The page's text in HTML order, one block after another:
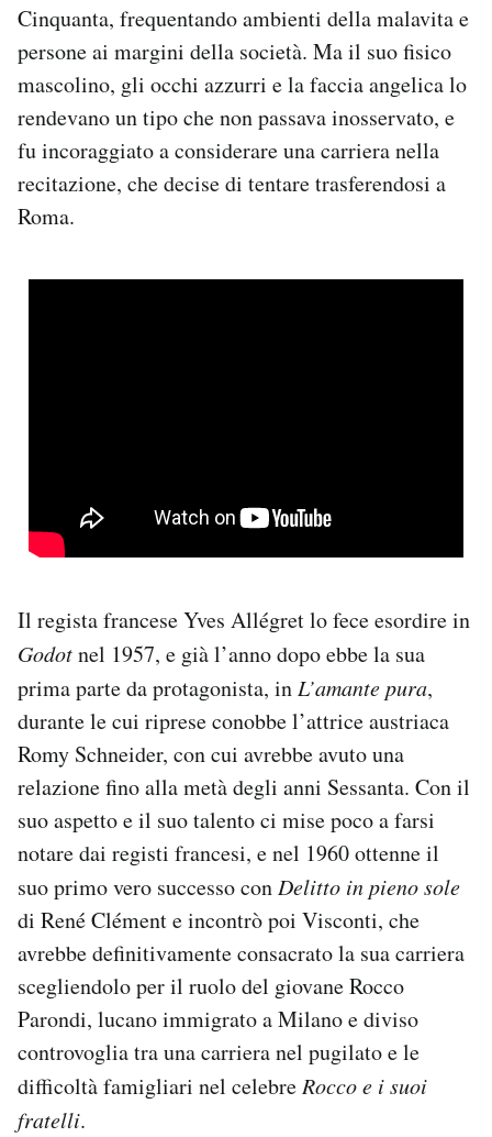
Cinquanta, frequentando ambienti della malavita e
persone ai margini della società. Ma il suo fisico
mascolino, gli occhi azzurri e la faccia angelica lo
rendevano un tipo che non passava inosservato, e
fu incoraggiato a considerare una carriera nella
recitazione, che decise di tentare trasferendosi a
Roma.
Il regista francese Yves Allégret lo fece esordire in
Godotnel 1957, e già l’anno dopo ebbe la sua
prima parte da protagonista, in L’amante pura,
durante le cui riprese conobbe l’attrice austriaca
Romy Schneider, con cui avrebbe avuto una
relazione fino alla metà degli anni Sessanta. Con il
suo aspetto e il suo talento ci mise poco a farsi
notare dai registi francesi, e nel 1960 ottenne il
suo primo vero successo con Delitto in pieno sole
di René Clément e incontrò poi Visconti, che
avrebbe definitivamente consacrato la sua carriera
scegliendolo per il ruolo del giovane Rocco
Parondi, lucano immigrato a Milano e diviso
controvoglia tra una carriera nel pugilato e le
difficoltà famigliari nel celebre Rocco e i suoi
fratelli.